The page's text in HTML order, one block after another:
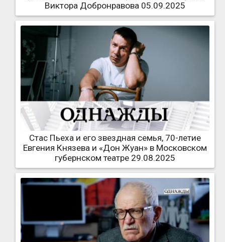
Виктора Добронравова 05.09.2025
Стас Пьеха и его звездная семья, 70-летие
Евгения Князева и «Дон Жуан» в Московском
губернском театре 29.08.2025